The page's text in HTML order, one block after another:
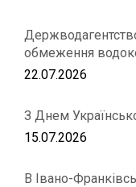
обмеження
22.07.2026
З Днем
15.07.2026
В Івано-